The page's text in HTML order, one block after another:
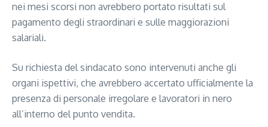
nei mesi scorsi non avrebbero portato risultati sul
pagamento degli straordinari e sulle maggiorazioni
salariali.
Su richiesta del sindacato sono intervenuti anche gli
organi ispettivi, che avrebbero accertato ufficialmente la
presenza di personale irregolare e lavoratori in nero
all’interno del punto vendita.